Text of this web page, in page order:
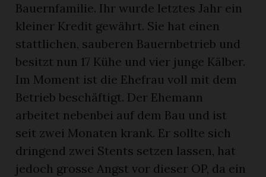
Bauernfamilie. Ihr wurde letztes Jahr ein
kleiner Kredit gewährt. Sie hat einen
stattlichen, sauberen Bauernbetrieb und
besitzt nun 17 Kühe und vier junge Kälber.
Im Moment ist die Ehefrau voll mit dem
Betrieb beschäftigt. Der Ehemann
arbeitet nebenbei auf dem Bau und ist
seit zwei Monaten krank. Er sollte sich
dringend zwei Stents setzen lassen, hat
jedoch grosse Angst vor dieser OP, da ein